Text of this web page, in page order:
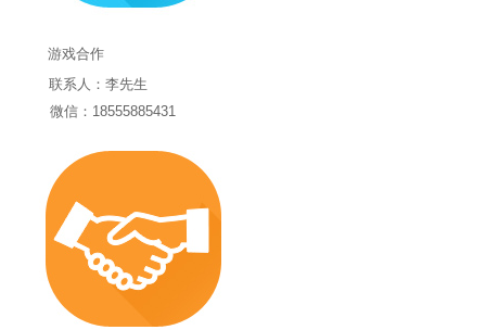
游戏合作
联系人：李先生
微信：18555885431